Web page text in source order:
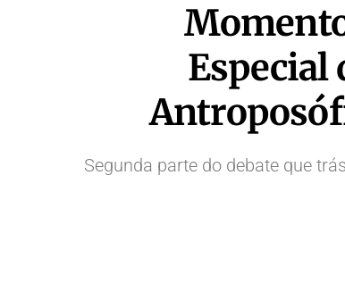
Especial
Segunda parte do debate que